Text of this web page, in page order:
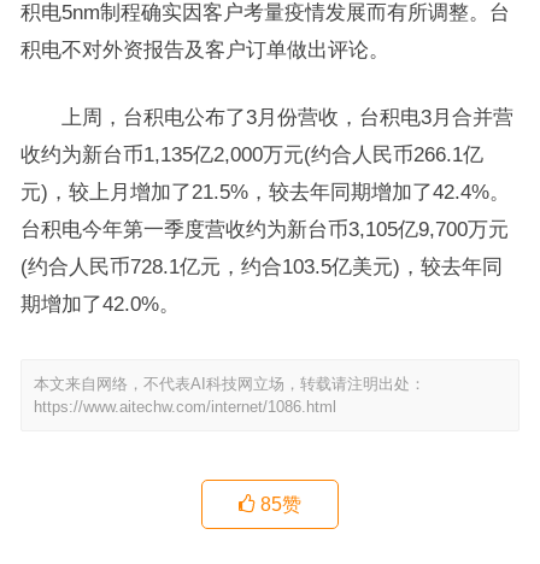
积电5nm制程确实因客户考量疫情发展而有所调整。台
积电不对外资报告及客户订单做出评论。
上周，台积电公布了3月份营收，台积电3月合并营
收约为新台币1,135亿2,000万元(约合人民币266.1亿
元)，较上月增加了21.5%，较去年同期增加了42.4%。
台积电今年第一季度营收约为新台币3,105亿9,700万元
(约合人民币728.1亿元，约合103.5亿美元)，较去年同
期增加了42.0%。
本文来自网络，不代表AI科技网立场，转载请注明出处：
https://www.aitechw.com/internet/1086.html
85赞